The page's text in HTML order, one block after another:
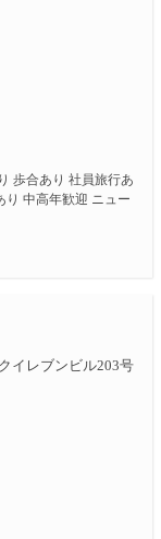
歩合あり 社員旅行あ
り 中高年歓迎 ニュー
イレブンビル203号